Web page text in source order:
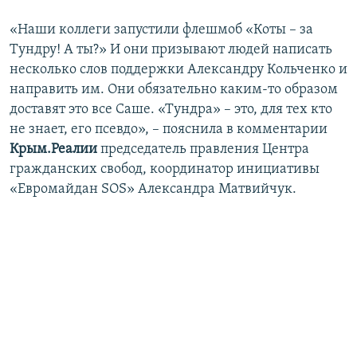
«Наши коллеги запустили флешмоб «Коты – за
Тундру! А ты?» И они призывают людей написать
несколько слов поддержки Александру Кольченко и
направить им. Они обязательно каким-то образом
доставят это все Саше. «Тундра» – это, для тех кто
не знает, его псевдо», – пояснила в комментарии
Крым.Реалии председатель правления Центра
гражданских свобод, координатор инициативы
«Евромайдан SOS» Александра Матвийчук.